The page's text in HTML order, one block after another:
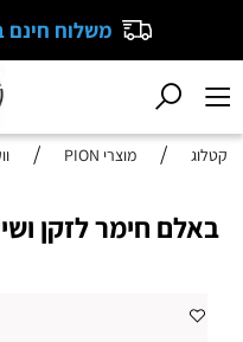
משלוח חינם
קטלוג / מוצרי PION /
באלם חימר לזקן